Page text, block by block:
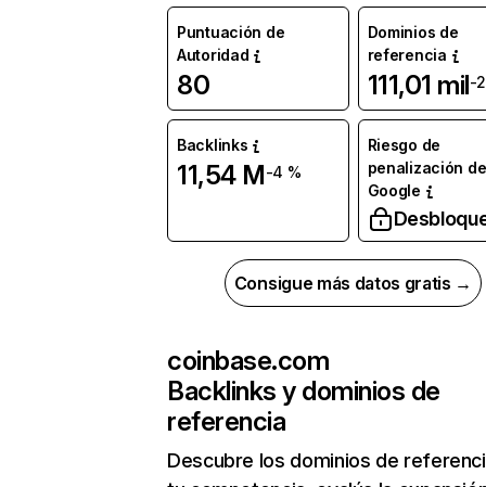
Puntuación de
Autoridad
80
Dominios de
referencia
111,01 mil-
Backlinks
11,54 M-4 %
Riesgo de
penalización de
Google
Consigue más datos gratis →
coinbase.com
Backlinks y dominios de
referencia
Descubre los dominios de